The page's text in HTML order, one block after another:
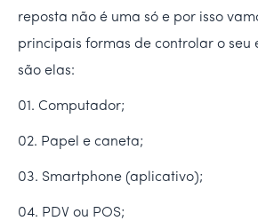
reposta não é uma só e por isso
principais formas de controlar o seu
são elas:
01. Computador;
02. Papel e caneta;
03. Smartphone (aplicativo);
04. PDV ou POS;